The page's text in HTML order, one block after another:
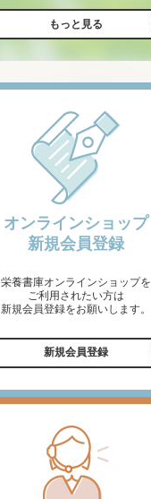
もっと見る
オンラインショップ
新規会員登録
栄養書庫オンラインショップを
ご利用されたい方は
新規会員登録をお願いします。
新規会員登録